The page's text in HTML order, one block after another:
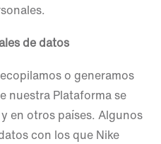
de datos
o generamos
nuestra Plataforma se
en otros países. Algunos
con los que Nike